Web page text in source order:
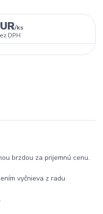
/ks
DPH
brzdou za prijemnú cenu.
vyčnieva z radu